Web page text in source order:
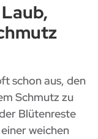
schon aus, den
Schmutz zu
Blütenreste
weichen